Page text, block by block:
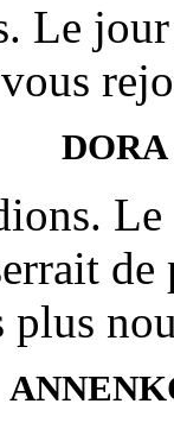
Le
DORA
de
plus